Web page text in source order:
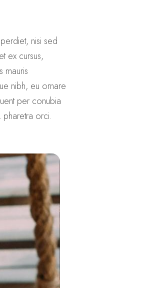
nisi sed
ex cursus,
mauris
nibh, eu ornare
per conubia
pharetra orci.